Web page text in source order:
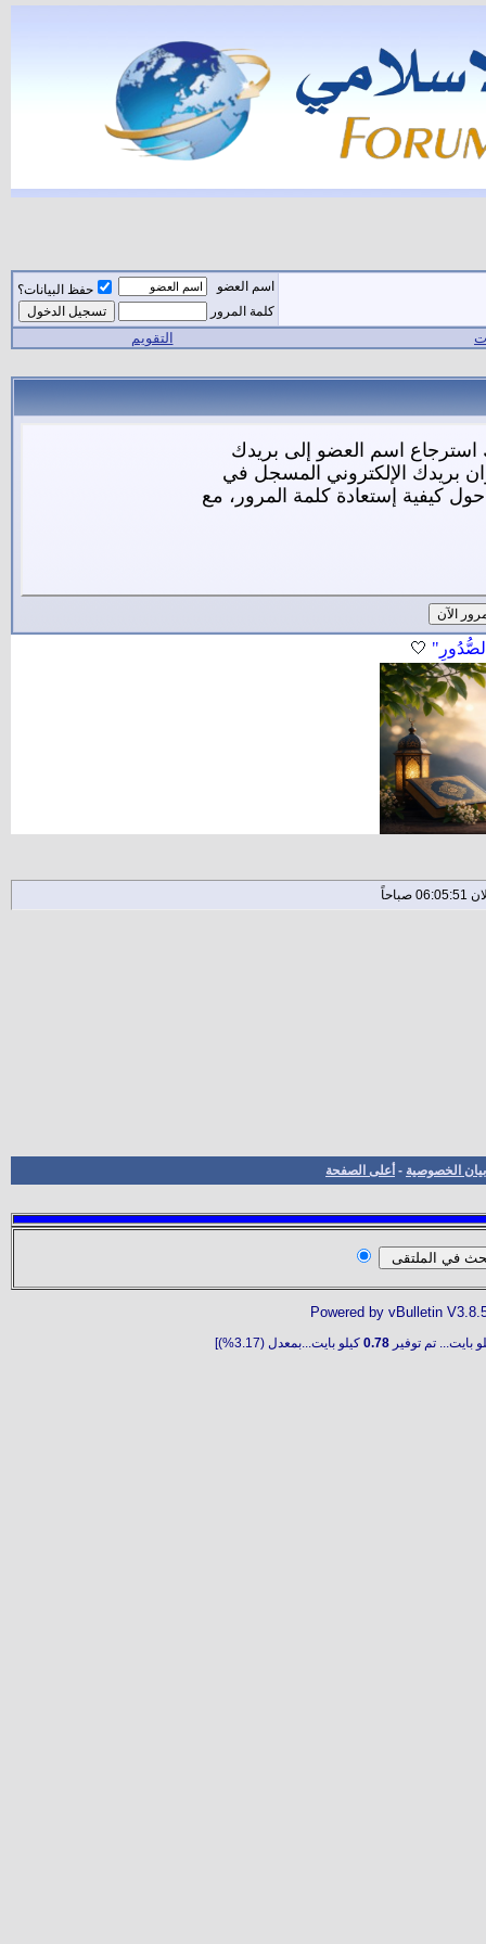
اسم العضو
حفظ البيانات؟
كلمة المرور
التقويم
اسم العضو إلى بريدك
بريدك الإلكتروني المسجل في
كيفية إستعادة كلمة المرور، مع
🤍
بيان الخصوصية - أعلى الصفحة
Powered by vBulletin
بايت... تم توفير 0.78 كيلو بايت...بمعدل (3.17%)]